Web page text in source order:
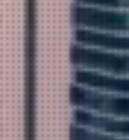
세
솔루션